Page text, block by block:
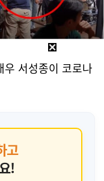
우 서성종이 코로나
고
!